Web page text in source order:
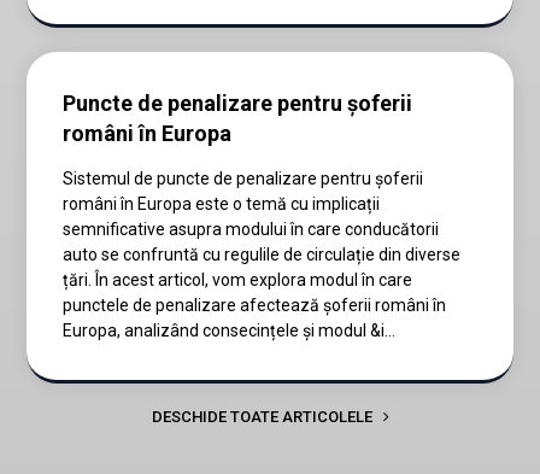
Puncte de penalizare pentru șoferii
români în Europa
Sistemul de puncte de penalizare pentru șoferii
români în Europa este o temă cu implicații
semnificative asupra modului în care conducătorii
auto se confruntă cu regulile de circulație din diverse
țări. În acest articol, vom explora modul în care
punctele de penalizare afectează șoferii români în
Europa, analizând consecințele și modul &i...
DESCHIDE TOATE ARTICOLELE